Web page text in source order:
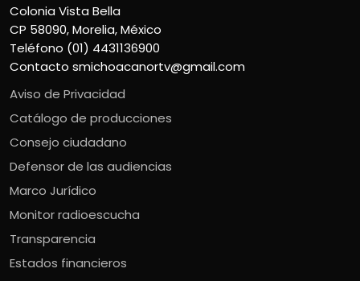
Colonia Vista Bella
CP 58090, Morelia, México
Teléfono (01) 4431136900
Contacto smichoacanortv@gmail.com
Aviso de Privacidad
Catálogo de producciones
Consejo ciudadano
Defensor de las audiencias
Marco Jurídico
Monitor radioescucha
Transparencia
Estados financieros